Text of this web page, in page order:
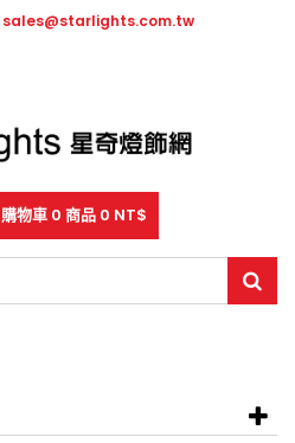
sales@starlights.com.tw
購物車 0 商品 0 NT$